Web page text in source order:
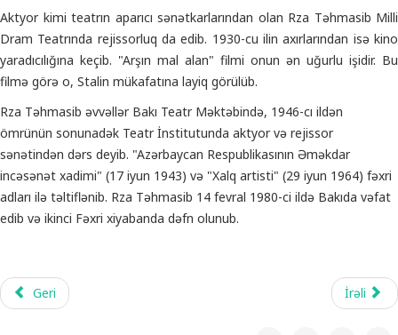
Aktyor kimi teatrın aparıcı sənətkarlarından olan Rza Təhmasib Milli
Dram Teatrında rejissorluq da edib. 1930-cu ilin axırlarından isə kino
yaradıcılığına keçib. "Arşın mal alan" filmi onun ən uğurlu işidir. Bu
filmə görə o, Stalin mükafatına layiq görülüb.
Rza Təhmasib əvvəllər Bakı Teatr Məktəbində, 1946-cı ildən
ömrünün sonunadək Teatr İnstitutunda aktyor və rejissor
sənətindən dərs deyib. "Azərbaycan Respublikasının Əməkdar
incəsənət xadimi" (17 iyun 1943) və "Xalq artisti" (29 iyun 1964) fəxri
adları ilə təltiflənib. Rza Təhmasib 14 fevral 1980-ci ildə Bakıda vəfat
edib və ikinci Fəxri xiyabanda dəfn olunub.
Geri İrəli